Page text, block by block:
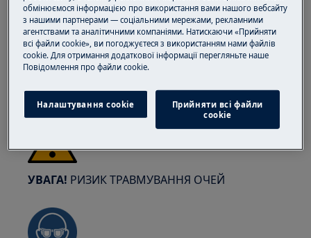
Завжди будьте обережні при переміщенні
побутової техніки. Для важких приладів
найбезпечніше, щоб їх пересували двоє осіб.
Завжди використовуйте захисні рукавички та
взуття. Носіть захисні рукавички, щоб
уникнути порізів від гострих країв.
УВАГА! РИЗИК ТРАВМУВАННЯ ОЧЕЙ
обмінюємося інформацією про використання вами нашого вебсайту
з нашими партнерами — соціальними мережами, рекламними
агентствами та аналітичними компаніями. Натискаючи «Прийняти
всі файли cookie», ви погоджуєтеся з використанням нами файлів
cookie. Для отримання додаткової інформації перегляньте наше
Пoвідомлення прo файли cookie.
Налаштування cookie
Прийняти всі файли
сookie